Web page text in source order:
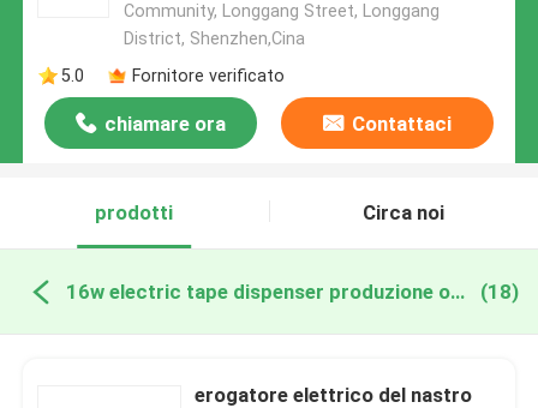
Community, Longgang Street, Longgang
District, Shenzhen,Cina
5.0
Fornitore verificato
chiamare ora Contattaci
prodotti Circa noi
16w electric tape dispenser produzione online (18)
erogatore elettrico del nastro